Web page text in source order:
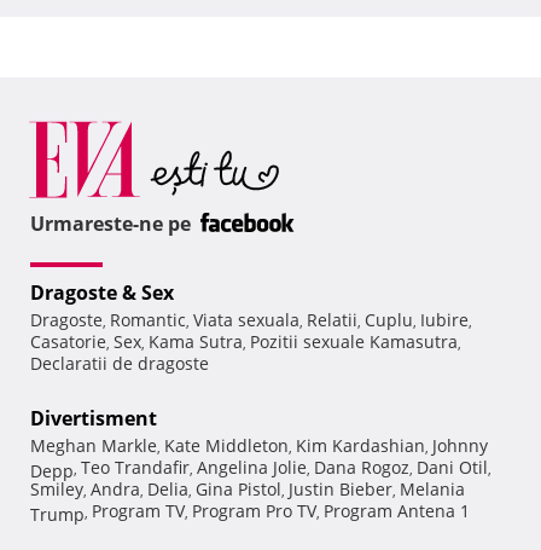
Urmareste-ne pe
Dragoste & Sex
Dragoste, Romantic, Viata sexuala, Relatii, Cuplu, Iubire,
Casatorie, Sex, Kama Sutra, Pozitii sexuale Kamasutra,
Declaratii de dragoste
Divertisment
Meghan Markle, Kate Middleton, Kim Kardashian, Johnny
Depp, Teo Trandafir, Angelina Jolie, Dana Rogoz, Dani Otil,
Smiley, Andra, Delia, Gina Pistol, Justin Bieber, Melania
Trump, Program TV, Program Pro TV, Program Antena 1